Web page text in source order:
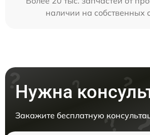
наличии на собственных
Нужна
Закажите бесплатную